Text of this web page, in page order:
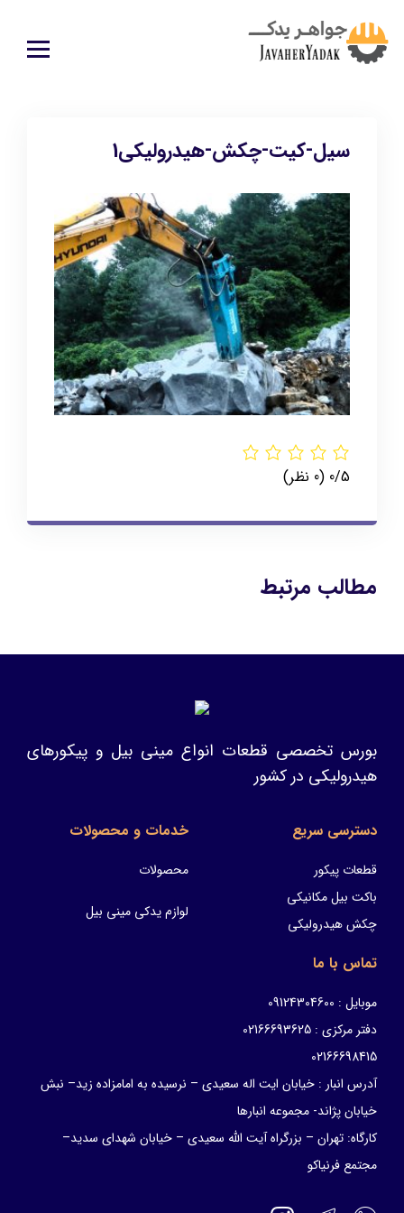
سیل-کیت-چکش-هیدرولیکی1
‫0/5 ‫(0 نظر)
مطالب مرتبط
بورس تخصصی قطعات انواع مینی بیل و پیکورهای
هیدرولیکی در کشور
دسترسی سریع
قطعات پیکور
باکت بیل مکانیکی
چکش هیدرولیکی
خدمات و محصولات
محصولات
لوازم یدکی مینی بیل
تماس با ما
موبایل : 09124304600
دفتر مرکزی : 02166693625
02166698415
آدرس انبار : خیابان ایت اله سعیدی – نرسیده به امامزاده زید– نبش
خیابان پژاند- مجموعه انبارها
کارگاه: تهران – بزرگراه آیت الله سعیدی – خیابان شهدای سدید–
مجتمع فرنیاکو